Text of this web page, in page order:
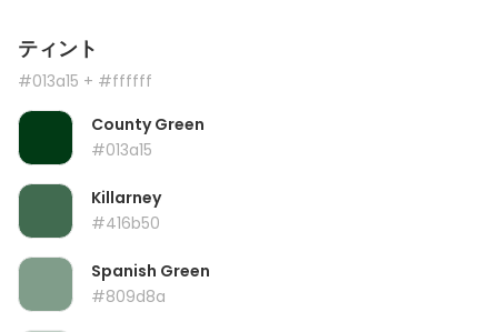
ティント
#013a15 + #ffffff
County Green
#013a15
Killarney
#416b50
Spanish Green
#809d8a